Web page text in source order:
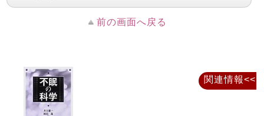
前の画面へ戻る
関連情報<<